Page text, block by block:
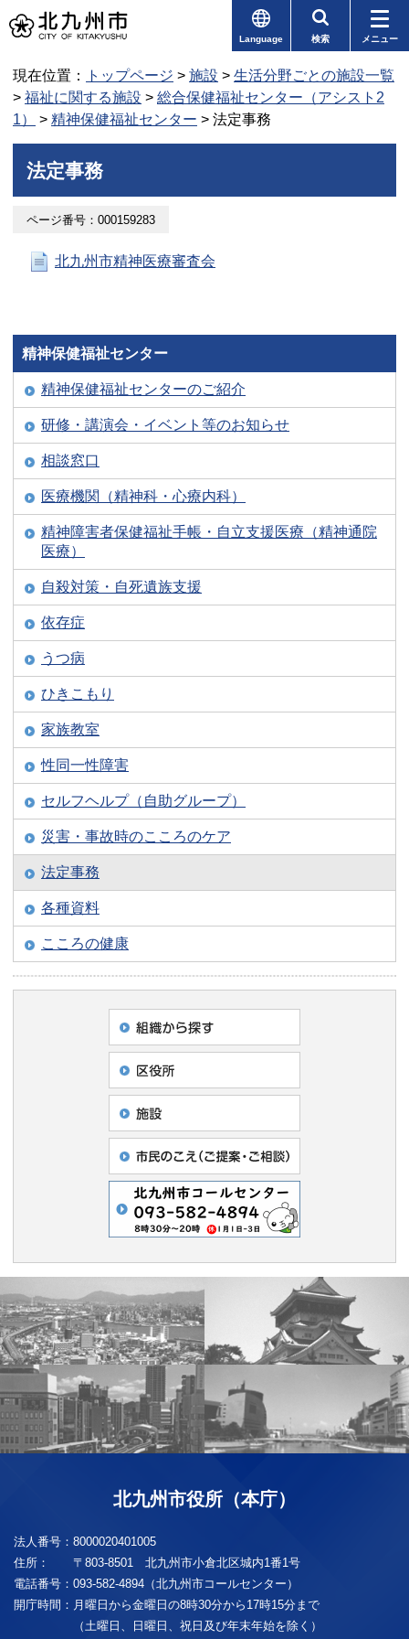
Language 検索 メニュー
現在位置： トップページ > 施設 > 生活分野ごとの施設一覧
> 福祉に関する施設 > 総合保健福祉センター（アシスト2
1）
> 精神保健福祉センター > 法定事務
法定事務
ページ番号：000159283
北九州市精神医療審査会
精神保健福祉センター
精神保健福祉センターのご紹介
研修・講演会・イベント等のお知らせ
相談窓口
医療機関（精神科・心療内科）
精神障害者保健福祉手帳・自立支援医療（精神通院
医療）
自殺対策・自死遺族支援
依存症
うつ病
ひきこもり
家族教室
性同一性障害
セルフヘルプ（自助グループ）
災害・事故時のこころのケア
法定事務
各種資料
こころの健康
北九州市役所（本庁）
法人番号： 8000020401005
住所：
〒803-8501 北九州市小倉北区城内1番1号
電話番号： 093-582-4894（北九州市コールセンター）
開庁時間： 月曜日から金曜日の8時30分から17時15分まで
（土曜日、日曜日、祝日及び年末年始を除く）